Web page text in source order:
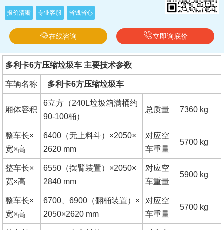
报价清晰 专业客服 省钱省心
在线咨询 立即询底价
多利卡6方压缩垃圾车 主要技术参数
车辆名称 多利卡6方压缩垃圾车
厢体容积
6立方（240L垃圾箱满桶约
90-100桶）
总质量 7360 kg
整车长×
宽×高
6400（无上料斗）×2050×
2620 mm
对应空
车重量
5700 kg
整车长×
宽×高
6550（摆臂装置）×2050×
2840 mm
对应空
车重量
5900 kg
整车长×
宽×高
6700、6900（翻桶装置）×
2050×2620 mm
对应空
车重量
5700 kg